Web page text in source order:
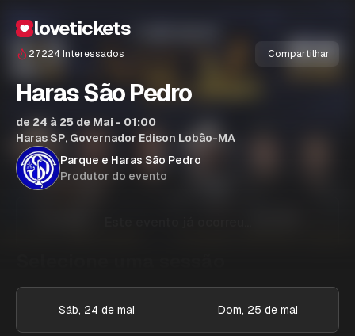
lovetickets
Haras São Pedro
de 24 à 25 de Mai - 01:00
Haras SP, Governador Edison Lobão-MA
Parque e Haras São Pedro
Produtor do evento
27224 Interessados Compartilhar
Sáb, 24 de mai Dom, 25 de mai